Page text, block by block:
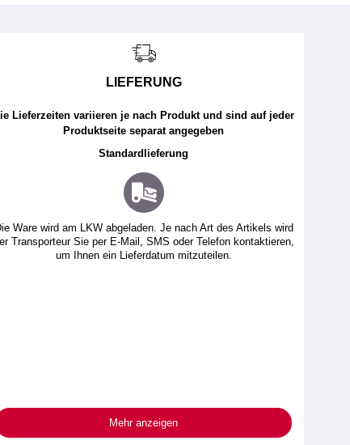
LIEFERUNG
Lieferzeiten variieren je nach Produkt und sind auf jeder
Produktseite separat angegeben
Standardlieferung
Ware wird am LKW abgeladen. Je nach Art des Artikels wird
Transporteur Sie per E-Mail, SMS oder Telefon kontaktieren,
um Ihnen ein Lieferdatum mitzuteilen.
Mehr anzeigen